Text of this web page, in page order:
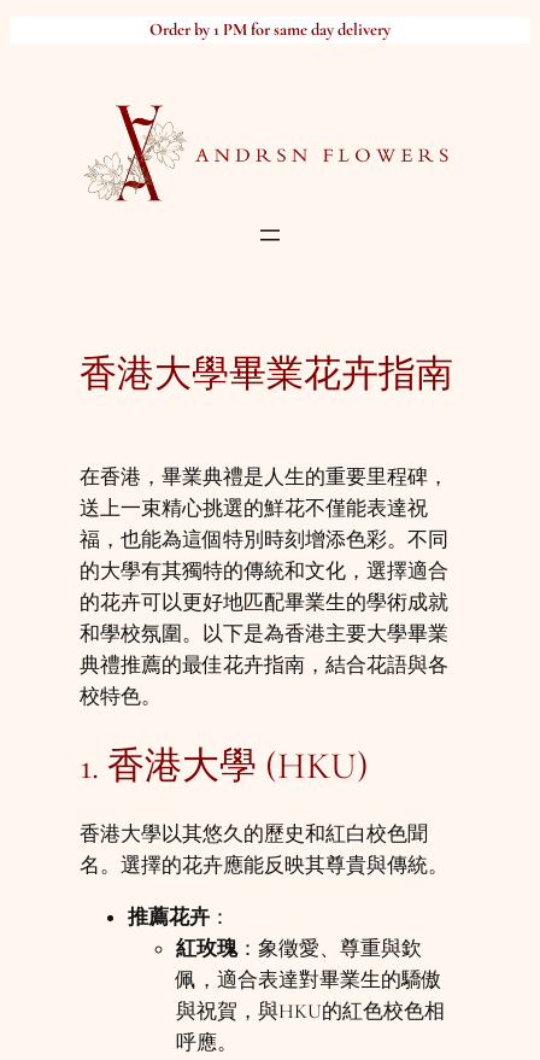
Order by 1 PM for same day delivery
香港大學畢業花卉指南
在香港，畢業典禮是人生的重要里程碑，
送上一束精心挑選的鮮花不僅能表達祝
福，也能為這個特別時刻增添色彩。不同
的大學有其獨特的傳統和文化，選擇適合
的花卉可以更好地匹配畢業生的學術成就
和學校氛圍。以下是為香港主要大學畢業
典禮推薦的最佳花卉指南，結合花語與各
校特色。
1. 香港大學 (HKU)
香港大學以其悠久的歷史和紅白校色聞
名。選擇的花卉應能反映其尊貴與傳統。
推薦花卉 ：
紅玫瑰：象徵愛、尊重與欽
佩，適合表達對畢業生的驕傲
與祝賀，與HKU的紅色校色相
呼應。